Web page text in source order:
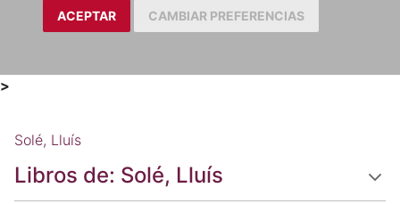
ACEPTAR CAMBIAR PREFERENCIAS
>
Solé, Lluís
Libros de: Solé, Lluís